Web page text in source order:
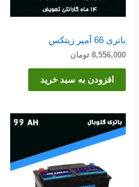
باتری 66 آمپر زیتکس
8,556,000 تومان
افزودن به سبد خرید